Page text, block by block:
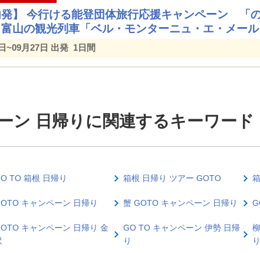
発】 今行ける能登団体旅行応援キャンペーン 「
山の観光列車「ベル・モンターニュ・エ・メー
~09月27日 出発 1日間
ン 日帰りに関連するキーワード
TO 箱根 日帰り 箱根 日帰り ツアー GOTO
キャンペーン 日帰り 蟹 GOTO キャンペーン 日帰り
キャンペーン 日帰り 金
GO TO キャンペーン 伊勢 日帰
り
り